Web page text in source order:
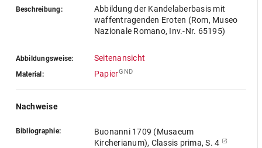
Beschreibung:
Abbildung der Kandelaberbasis mit
waffentragenden Eroten (Rom, Museo
Nazionale Romano, Inv.-Nr. 65195)
Abbildungsweise: Seitenansicht
Material: PapierGND
Nachweise
Bibliographie:
Buonanni 1709 (Musaeum
Kircherianum), Classis prima, S. 4